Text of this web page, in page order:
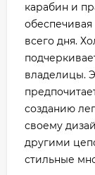
карабин и
всего дня.
владелицы.
созданию
своему
другими
стильные